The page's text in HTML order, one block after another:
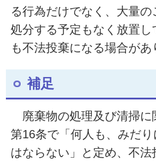
る行為だけでなく、大量の
処分する予定もなく放置し
も不法投棄になる場合があ
補足
廃棄物の処理及び清掃に
第16条で「何人も、みだ
はならない」と定め、不法